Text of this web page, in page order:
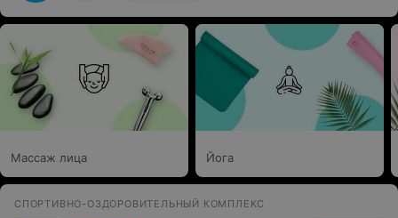
Массаж лица Йога
СПОРТИВНО-ОЗДОРОВИТЕЛЬНЫЙ КОМПЛЕКС